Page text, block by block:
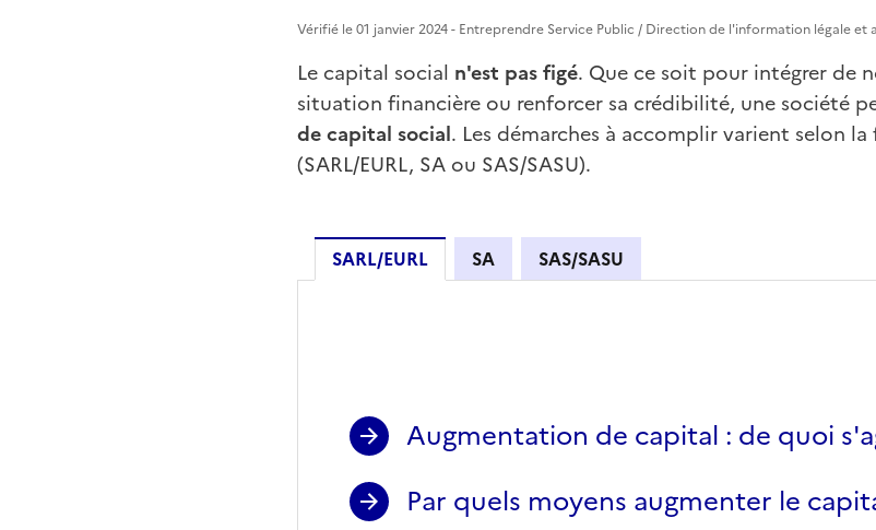
Vérifié le 01 janvier 2024 - Entreprendre Service Public / Direction de l'information légale et
Le capital social n'est pas figé. Que ce soit pour intégrer de
situation financière ou renforcer sa crédibilité, une société
de capital social. Les démarches à accomplir varient selon
(SARL/EURL, SA ou SAS/SASU).
SARL/EURL SA SAS/SASU
Augmentation de capital : de quoi
Par quels moyens augmenter le